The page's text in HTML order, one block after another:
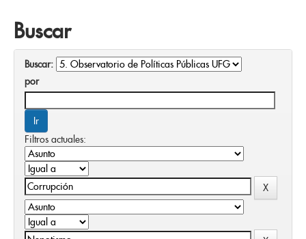
Buscar
Buscar:
por
Filtros actuales: